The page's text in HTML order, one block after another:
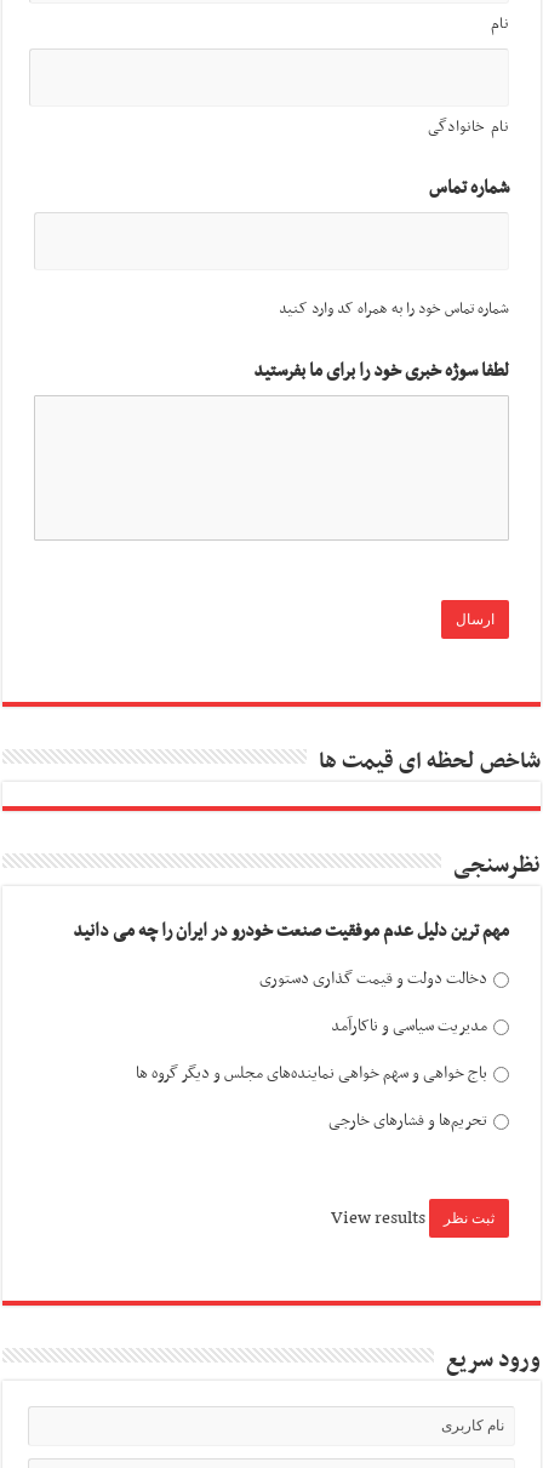
نام
نام خانوادگی
شماره تماس
شماره تماس خود را به همراه کد وارد کنید
لطفا سوژه خبری خود را برای ما بفرستید
شاخص لحظه ای قیمت ها
نظرسنجی
مهم ترین دلیل عدم موفقیت صنعت خودرو در ایران را چه می دانید
دخالت دولت و قیمت گذاری دستوری
مدیریت سیاسی و ناکارآمد
باج خواهی و سهم خواهی نماینده‌های مجلس و دیگر گروه ها
تحریم‌ها و فشارهای خارجی
View results
ورود سریع